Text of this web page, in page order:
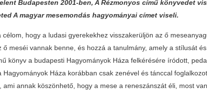
Budapesten 2001-ben, A Rézmonyos című könyvedet
A magyar mesemondás hagyományai címet viseli.
hogy a ludasi gyerekekhez visszakerüljön az ő
meséi vannak benne, és hozzá a tanulmány, amely a stílusát
könyv a budapesti Hagyományok Háza felkérésére íródott,
Háza korábban csak zenével és tánccal
annak köszönhető, hogy a mese a reneszánszát éli, most